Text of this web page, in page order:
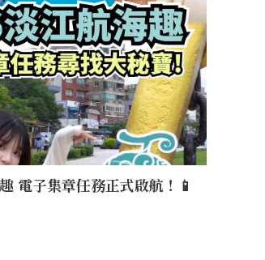
電子集章任務正式啟航！📱